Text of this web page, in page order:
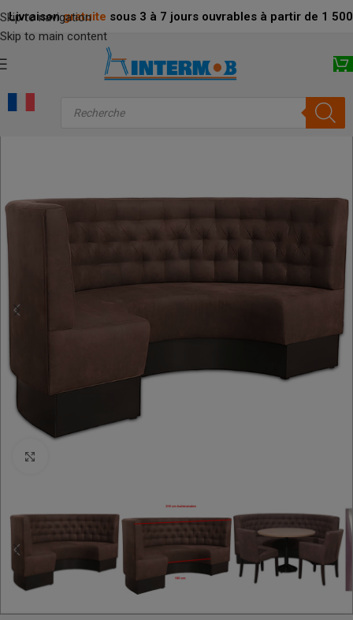
Skip to navigation
Skip to main content
Livraison gratuite sous 3 à 7 jours ouvrables à partir de 1